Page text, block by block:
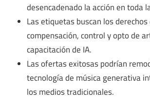
desencadenado la acción en toda
Las etiquetas buscan los derechos
compensación, control y opto de
capacitación de IA.
Las ofertas exitosas podrían
tecnología de música generativa
los medios tradicionales.